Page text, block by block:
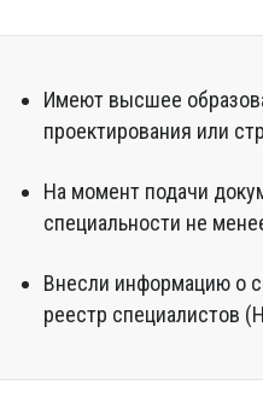
Имеют высшее
проектирования или
На момент подачи
специальности не
Внесли информацию о
реестр специалистов